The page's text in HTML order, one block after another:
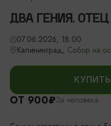
ДВА ГЕНИЯ.
07.06.2026, 18:00
Калининград, Собор на
ОТ 900₽За человека